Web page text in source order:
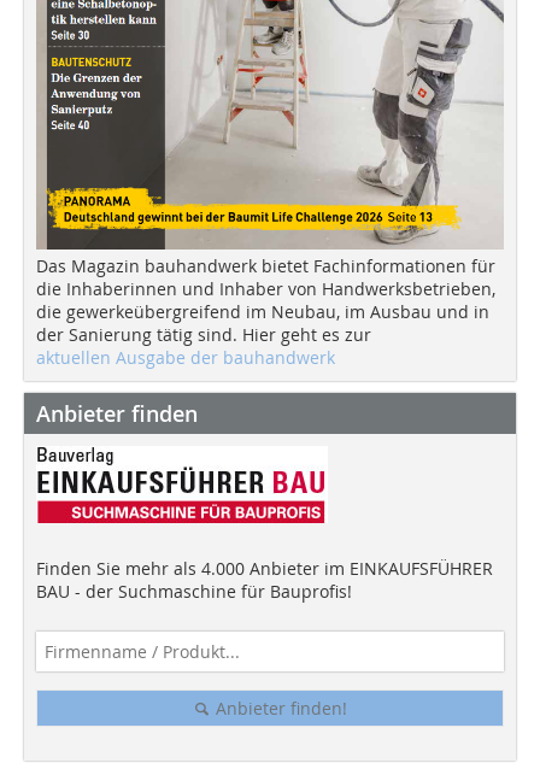
Das Magazin bauhandwerk bietet Fachinformationen für
die Inhaberinnen und Inhaber von Handwerksbetrieben,
die gewerkeübergreifend im Neubau, im Ausbau und in
der Sanierung tätig sind. Hier geht es zur
aktuellen Ausgabe der bauhandwerk
Anbieter finden
Finden Sie mehr als 4.000 Anbieter im EINKAUFSFÜHRER
BAU - der Suchmaschine für Bauprofis!
Anbieter finden!